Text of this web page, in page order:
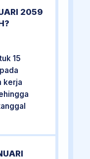
2059
15
kerja